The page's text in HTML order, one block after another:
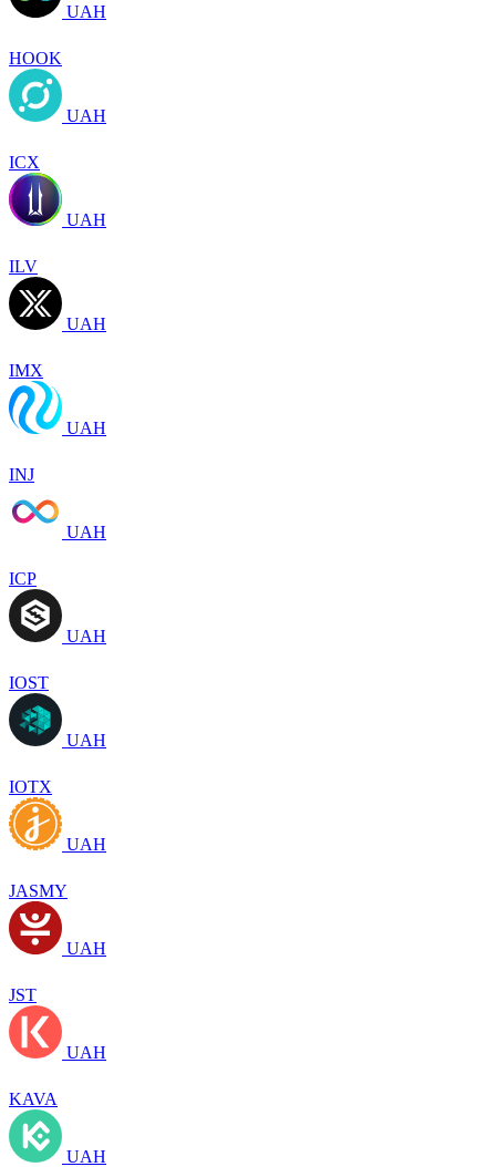
UAH
HOOK
UAH
ICX
UAH
ILV
UAH
IMX
UAH
INJ
UAH
ICP
UAH
IOST
UAH
IOTX
UAH
JASMY
UAH
JST
UAH
KAVA
UAH